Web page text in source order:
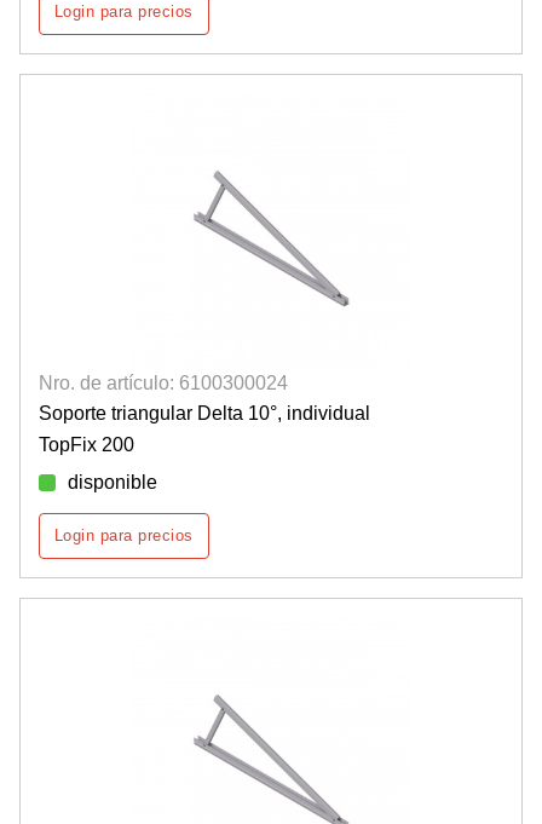
Login para precios
Nro. de artículo: 6100300024
Soporte triangular Delta 10°, individual
TopFix 200
disponible
Login para precios